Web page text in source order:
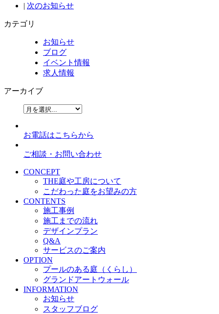
| 次のお知らせ
カテゴリ
お知らせ
ブログ
イベント情報
求人情報
アーカイブ
お電話はこちらから
ご相談・お問い合わせ
CONCEPT
THE庭や工房について
こだわった庭をお望みの方
CONTENTS
施工事例
施工までの流れ
デザインプラン
Q&A
サービスのご案内
OPTION
プールのある庭（くらし）
グランドアートウォール
INFORMATION
お知らせ
スタッフブログ